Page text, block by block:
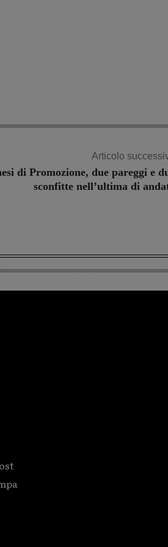
Articolo
di Promozione, due pareggi e
sconfitte nell’ultima di